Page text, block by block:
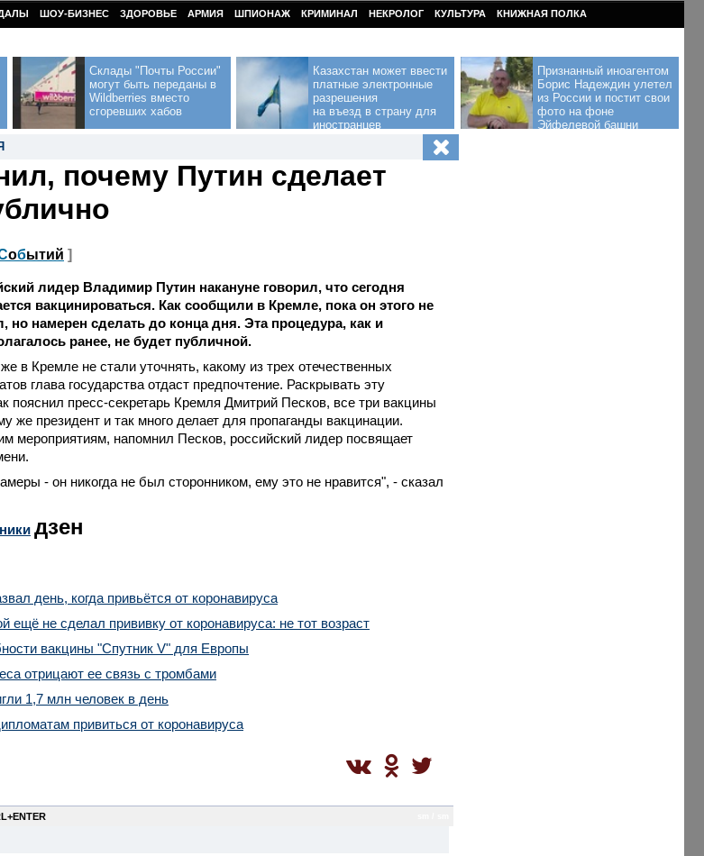
ШОУ-БИЗНЕС ЗДОРОВЬЕ АРМИЯ ШПИОНАЖ КРИМИНАЛ НЕКРОЛОГ КУЛЬТУРА КНИЖНАЯ ПОЛКА
Склады "Почты России"
могут быть переданы в
Wildberries вместо
сгоревших хабов
Казахстан может ввести
платные электронные
разрешения
на въезд в страну для
иностранцев
Признанный иноагентом
Борис Надеждин улетел
из России и постит свои
фото на фоне
Эйфелевой башни
почему Путин сделает
обытий ]
лидер Владимир Путин накануне говорил, что сегодня
вакцинироваться. Как сообщили в Кремле, пока он этого не
но намерен сделать до конца дня. Эта процедура, как и
ранее, не будет публичной.
в Кремле не стали уточнять, какому из трех отечественных
глава государства отдаст предпочтение. Раскрывать эту
пояснил пресс-секретарь Кремля Дмитрий Песков, все три вакцины
президент и так много делает для пропаганды вакцинации.
мероприятиям, напомнил Песков, российский лидер посвящает
- он никогда не был сторонником, ему это не нравится", - сказал
дзен
день, когда привьётся от коронавируса
ещё не сделал прививку от коронавируса: не тот возраст
вакцины "Спутник V" для Европы
отрицают ее связь с тромбами
1,7 млн человек в день
привиться от коронавируса